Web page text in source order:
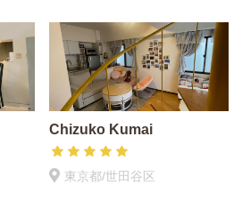
Chizuko Kumai
東京都/世田谷区